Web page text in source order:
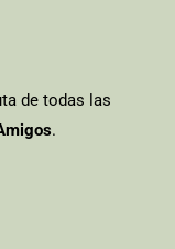
de todas las
.